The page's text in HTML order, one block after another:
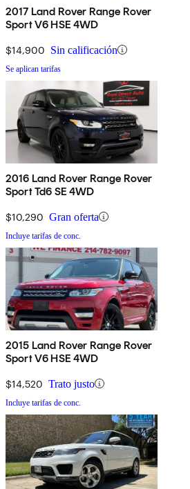
2017 Land Rover Range Rover
Sport V6 HSE 4WD
$14,900 Sin calificación
Se aplican tarifas
2016 Land Rover Range Rover
Sport Td6 SE 4WD
$10,290 Gran oferta
Incluye tarifas de conc.
2015 Land Rover Range Rover
Sport V6 HSE 4WD
$14,520 Trato justo
Incluye tarifas de conc.